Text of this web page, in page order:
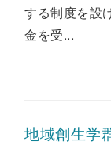
する制度を設
金を受...
地域創生学